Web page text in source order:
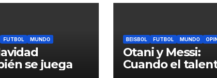
FUTBOL MUNDO
se juega
BEISBOL FUTBOL MUNDO
Otani y Messi:
Cuando el